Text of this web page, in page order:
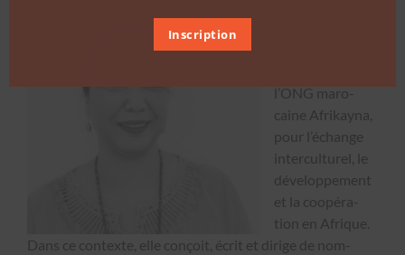
l’ONG maro­
caine Afrikay­na,
pour l’échange
inter­cul­turel, le
développe­ment
et la coopéra­
tion en Afrique.
Dans ce con­texte, elle conçoit, écrit et dirige de nom­
Inscription